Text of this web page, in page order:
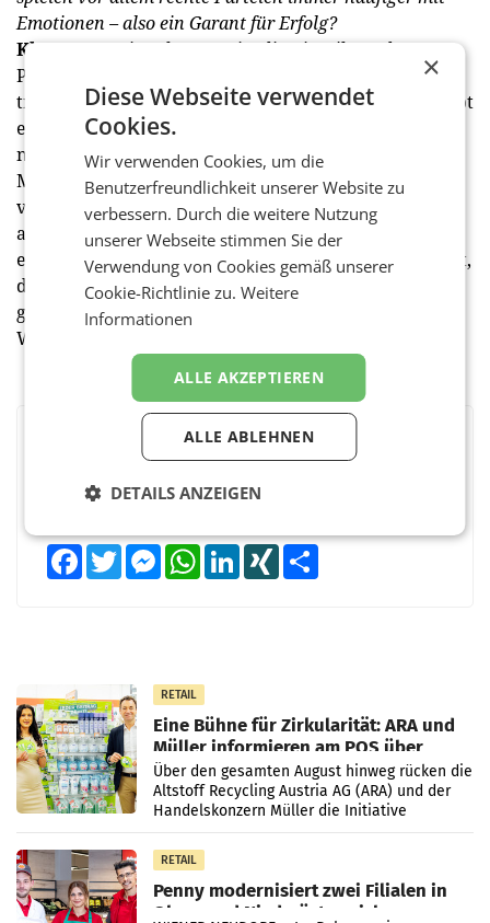
Emotionen – also ein Garant für Erfolg?
Kling:Was wir erkennen, ist die Einteilung der
Parteien in ‚We' and ‚Them'. Mit diesem Kon­strukt
trifft man die Menschen sofort emotional. Denn es gibt
eine Gruppe der man sich zugehörig fühlt. Parteien
nutzen eine extrem emotionale Sprache – beim
Menschen entstehen sofort Bilder. Die wenigen, die
verstanden haben, dass die Menschen emotional
abgeholt werden müssen, haben das Problem, dass es
einen sehr hohen Prozentsatz in der Bevölkerung gibt,
der emotional nichtmehr erreichbar ist. Außerdem
gibt es unglaublich viele Menschen, die erst in der
Wahlkabine entscheiden.
BEWERTEN SIE DIESEN ARTIKEL
FacebookTwitter MessengerWhatsAppLinkedInXING
RETAIL
Eine Bühne für Zirkularität: ARA und
Müller informieren am POS über
Kreislauffähigkeit
Über den gesamten August hinweg rücken die
Altstoff Recycling Austria AG (ARA) und der
Handelskonzern Müller die Initiative
„Kreislauf-Helden“ in allen österreichischen
Müller-Filialen
RETAIL
Penny modernisiert zwei Filialen in
Ober- und Niederösterreich
×
Diese Webseite verwendet
Cookies.
Wir verwenden Cookies, um die
Benutzerfreundlichkeit unserer Website zu
verbessern. Durch die weitere Nutzung
unserer Webseite stimmen Sie der
Verwendung von Cookies gemäß unserer
Cookie-Richtlinie zu.Weitere
Informationen
ALLE AKZEPTIEREN
ALLE ABLEHNEN
DETAILS ANZEIGEN